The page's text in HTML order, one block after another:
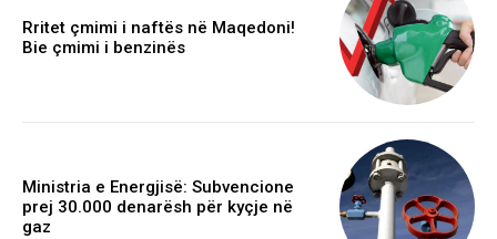
Rritet çmimi i naftës në Maqedoni!
Bie çmimi i benzinës
Ministria e Energjisë: Subvencione
prej 30.000 denarësh për kyçje në
gaz